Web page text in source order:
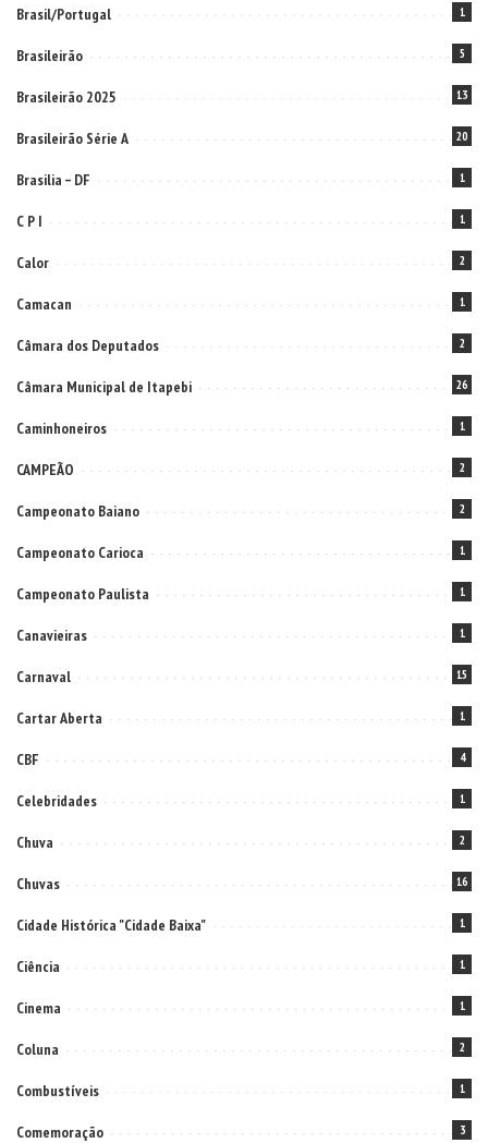
Brasil/Portugal 1
Brasileirão 5
Brasileirão 2025 13
Brasileirão Série A 20
Brasilia – DF 1
C P I 1
Calor 2
Camacan 1
Câmara dos Deputados 2
Câmara Municipal de Itapebi 26
Caminhoneiros 1
CAMPEÃO 2
Campeonato Baiano 2
Campeonato Carioca 1
Campeonato Paulista 1
Canavieiras 1
Carnaval 15
Cartar Aberta 1
CBF 4
Celebridades 1
Chuva 2
Chuvas 16
Cidade Histórica "Cidade Baixa" 1
Ciência 1
Cinema 1
Coluna 2
Combustíveis 1
Comemoração 3